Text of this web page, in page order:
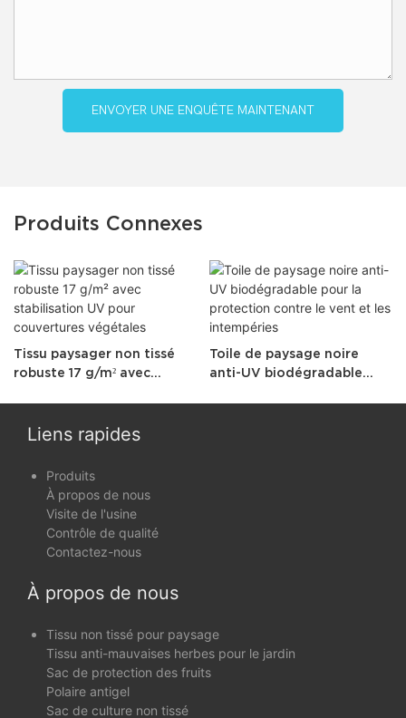
ENVOYER UNE ENQUÊTE MAINTENANT
Produits Connexes
Tissu paysager non tissé
robuste 17 g/m² avec
Toile de paysage noire
anti-UV biodégradable
Liens rapides
Produits
À propos de nous
Visite de l'usine
Contrôle de qualité
Contactez-nous
À propos de nous
Tissu non tissé pour paysage
Tissu anti-mauvaises herbes pour le jardin
Sac de protection des fruits
Polaire antigel
Sac de culture non tissé